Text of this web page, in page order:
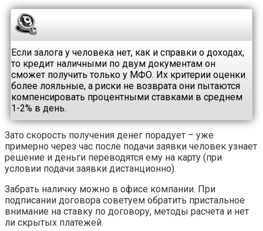
Если залога у человека нет, как и справки о доходах,
то кредит наличными по двум документам он
сможет получить только у МФО. Их критерии оценки
более лояльные, а риски не возврата они пытаются
компенсировать процентными ставками в среднем
1-2% в день.
Зато скорость получения денег порадует – уже
примерно через час после подачи заявки человек узнает
решение и деньги переводятся ему на карту (при
условии подачи заявки дистанционно).
Забрать наличку можно в офисе компании. При
подписании договора советуем обратить пристальное
внимание на ставку по договору, методы расчета и нет
ли скрытых платежей.